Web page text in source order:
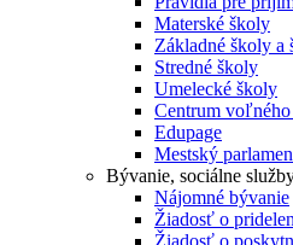
Materské školy
Základné školy a
Stredné školy
Umelecké školy
Centrum voľného
Edupage
Mestský
Bývanie, sociálne
Nájomné bývanie
Žiadosť o
Žiadosť o